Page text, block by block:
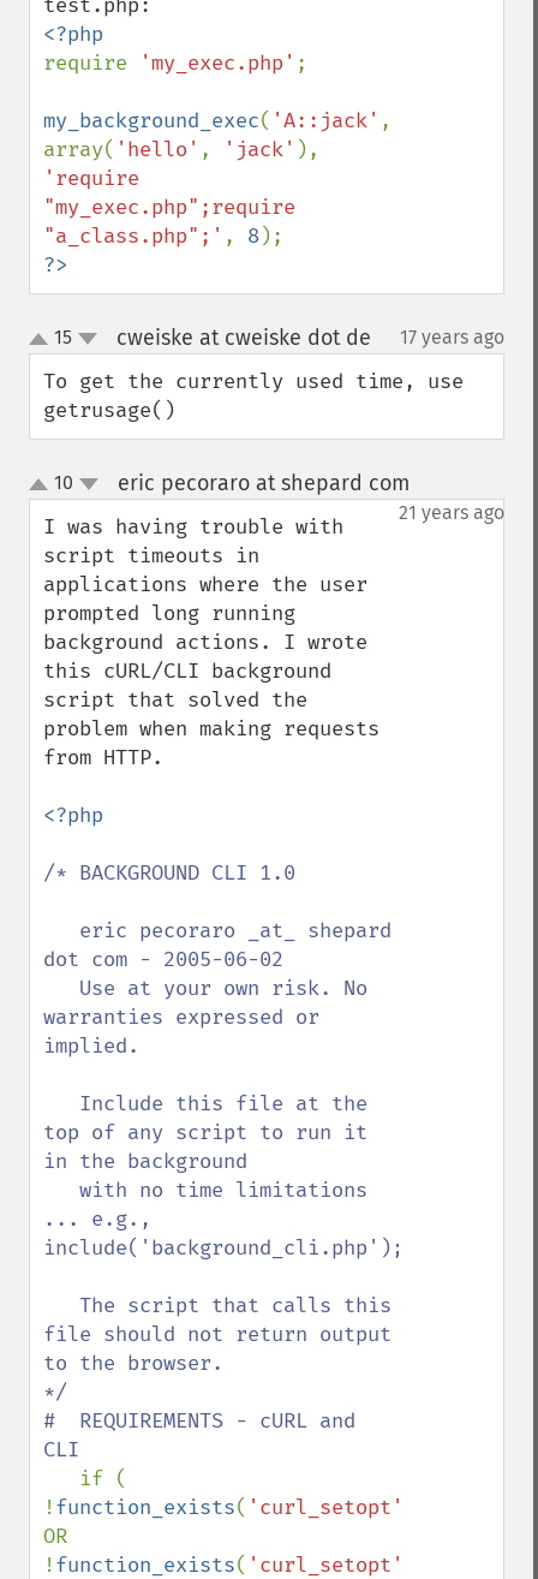
require
'my_exec.php' ;
my_background_exec( 'A::jack' ,
array( 'hello' , 'jack'
'require
"my_exec.php";require
"a_class.php";' , 8
?>
up
down
15 cweiske at cweiske dot de 17 years ago
To get the currently used time, use
getrusage()
up
down
10 eric pecoraro at shepard com
21 years ago
I was having trouble with
script timeouts in
applications where the user
prompted long running
background actions. I wrote
this cURL/CLI background
script that solved the
problem when making requests
from HTTP.
<?php
/* BACKGROUND CLI 1.0
dot com - 2005-06-02
warranties expressed or
implied.
top of any script to run it
in the background
... e.g.,
include('background_cli.php');
file should not return output
to the browser.
*/
#  REQUIREMENTS - cURL and
CLI
if (
!function_exists( 'curl_setopt'
OR
!function_exists( 'curl_setopt'